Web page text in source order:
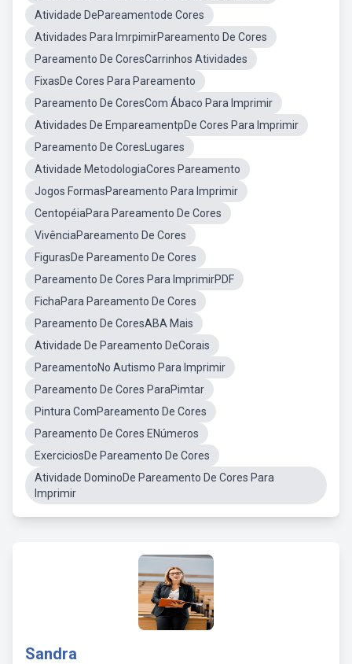
Atividade DePareamentode Cores
Atividades Para ImrpimirPareamento De Cores
Pareamento De CoresCarrinhos Atividades
FixasDe Cores Para Pareamento
Pareamento De CoresCom Ábaco Para Imprimir
Atividades De EmpareamentpDe Cores Para Imprimir
Pareamento De CoresLugares
Atividade MetodologiaCores Pareamento
Jogos FormasPareamento Para Imprimir
CentopéiaPara Pareamento De Cores
VivênciaPareamento De Cores
FigurasDe Pareamento De Cores
Pareamento De Cores Para ImprimirPDF
FichaPara Pareamento De Cores
Pareamento De CoresABA Mais
Atividade De Pareamento DeCorais
PareamentoNo Autismo Para Imprimir
Pareamento De Cores ParaPimtar
Pintura ComPareamento De Cores
Pareamento De Cores ENúmeros
ExerciciosDe Pareamento De Cores
Atividade DominoDe Pareamento De Cores Para
Imprimir
Sandra